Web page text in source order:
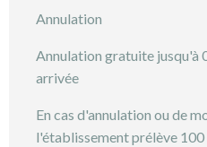
Annulation
Annulation gratuite jusqu'à
arrivée
En cas d'annulation ou de
l'établissement prélève 100